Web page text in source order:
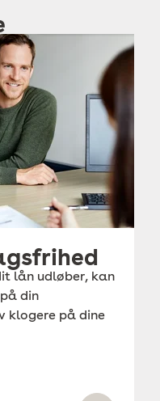
lån udløber, kan
din
klogere på dine